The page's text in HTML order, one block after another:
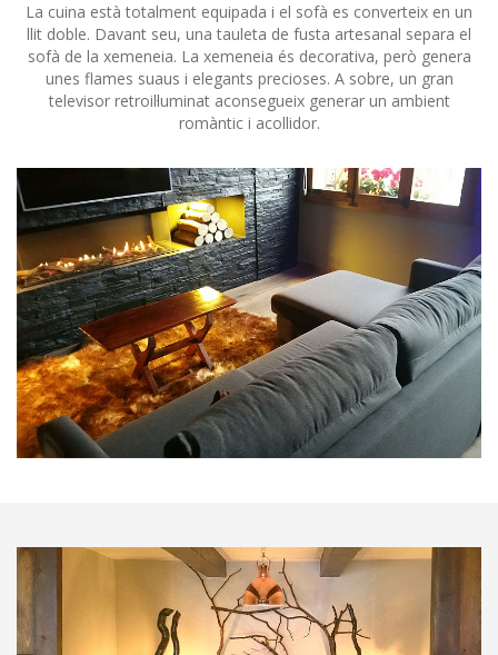
La cuina està totalment equipada i el sofà es converteix en un
llit doble. Davant seu, una tauleta de fusta artesanal separa el
sofà de la xemeneia. La xemeneia és decorativa, però genera
unes flames suaus i elegants precioses. A sobre, un gran
televisor retroil·luminat aconsegueix generar un ambient
romàntic i acollidor.